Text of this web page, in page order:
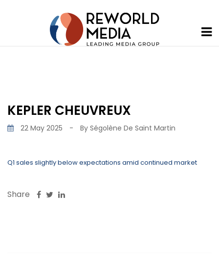
KEPLER CHEUVREUX
22 May 2025 - By Ségolène De Saint Martin
Q1 sales slightly below expectations amid continued market
Share